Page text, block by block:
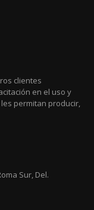
clientes
en el uso y
permitan producir,
Sur, Del.